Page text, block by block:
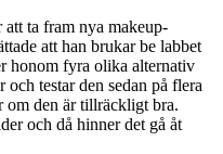
ta fram nya makeup-
att han brukar be labbet
honom fyra olika alternativ
testar den sedan på flera
om den är tillräckligt bra.
och då hinner det gå åt